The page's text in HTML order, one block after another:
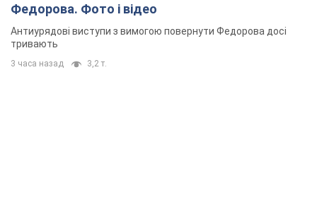
Федорова. Фото і відео
Антиурядові виступи з вимогою повернути Федорова досі
тривають
3 часа назад 3,2 т.